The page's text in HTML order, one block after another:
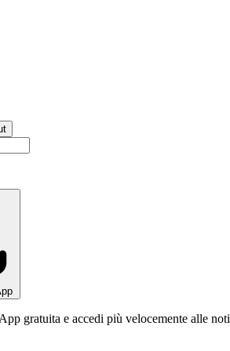
gratuita e accedi più velocemente alle